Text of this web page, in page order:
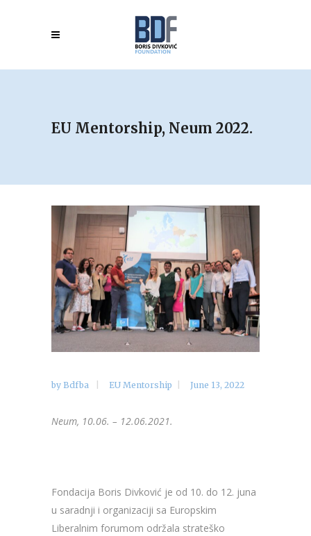
EU Mentorship, Neum 2022.
by Bdfba EU Mentorship June 13, 2022
Neum, 10.06. – 12.06.2021.
Fondacija Boris Divković je od 10. do 12. juna
u saradnji i organizaciji sa Europskim
Liberalnim forumom održala strateško